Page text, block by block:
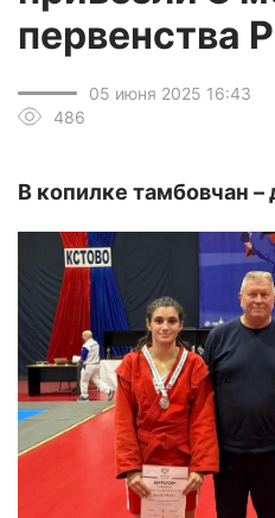
первенства
05 июня 2025 16:43
486
В копилке тамбовчан –